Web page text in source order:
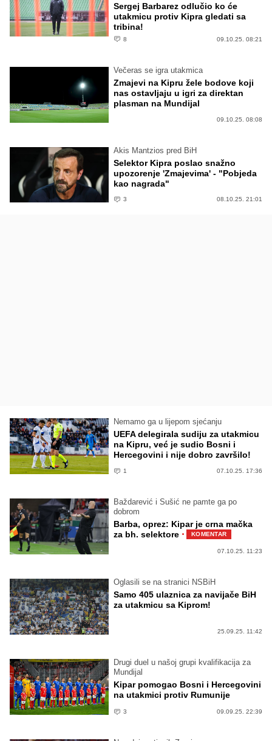
Sergej Barbarez odlučio ko će
utakmicu protiv Kipra gledati sa
tribina!
8 09.10.25. 08:21
Večeras se igra utakmica
Zmajevi na Kipru žele bodove koji
nas ostavljaju u igri za direktan
plasman na Mundijal
09.10.25. 08:08
Akis Mantzios pred BiH
Selektor Kipra poslao snažno
upozorenje 'Zmajevima' - "Pobjeda
kao nagrada"
3 08.10.25. 21:01
Nemamo ga u lijepom sjećanju
UEFA delegirala sudiju za utakmicu
na Kipru, već je sudio Bosni i
Hercegovini i nije dobro završilo!
1 07.10.25. 17:36
Baždarević i Sušić ne pamte ga po
dobrom
Barba, oprez: Kipar je crna mačka
za bh. selektore · KOMENTAR
07.10.25. 11:23
Oglasili se na stranici NSBiH
Samo 405 ulaznica za navijače BiH
za utakmicu sa Kiprom!
25.09.25. 11:42
Drugi duel u našoj grupi kvalifikacija za
Mundijal
Kipar pomogao Bosni i Hercegovini
na utakmici protiv Rumunije
3 09.09.25. 22:39